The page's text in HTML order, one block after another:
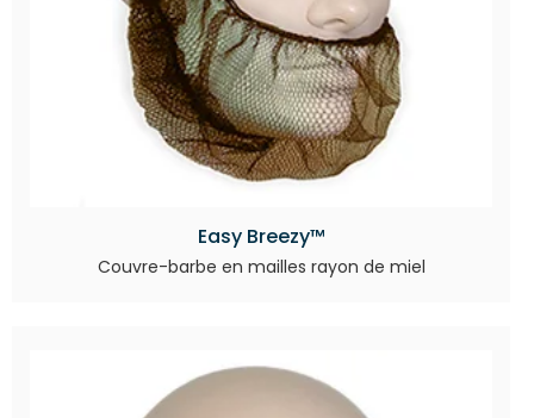
Easy Breezy™
Couvre-barbe en mailles rayon de miel